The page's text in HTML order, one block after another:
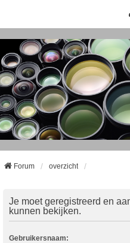
Forum overzicht
Je moet geregistreerd en
kunnen bekijken.
Gebruikersnaam: